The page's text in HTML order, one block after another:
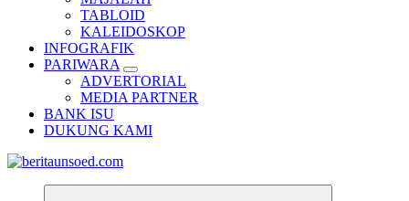
TABLOID
KALEIDOSKOP
INFOGRAFIK
PARIWARA
ADVERTORIAL
MEDIA PARTNER
BANK ISU
DUKUNG KAMI
Pemandu Wawasan Almamater